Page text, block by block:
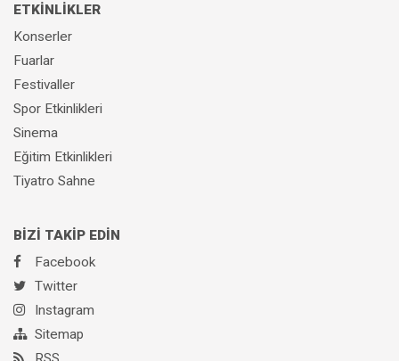
ETKİNLİKLER
Konserler
Fuarlar
Festivaller
Spor Etkinlikleri
Sinema
Eğitim Etkinlikleri
Tiyatro Sahne
BİZİ TAKİP EDİN
Facebook
Twitter
Instagram
Sitemap